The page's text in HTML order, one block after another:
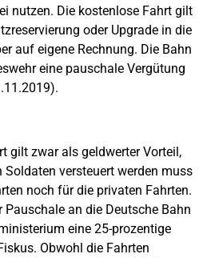
nutzen. Die kostenlose Fahrt gilt
oder Upgrade in die
auf eigene Rechnung. Die Bahn
eine pauschale Vergütung
gilt zwar als geldwerter Vorteil,
versteuert werden muss
noch für die privaten Fahrten.
an die Deutsche Bahn
eine 25-prozentige
Obwohl die Fahrten